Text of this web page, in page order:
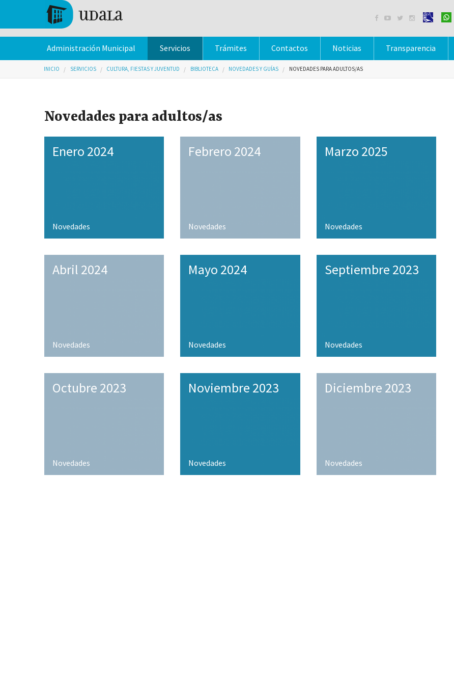
Pasar al contenido principal
   
Administración Municipal Servicios Trámites Contactos Noticias Transparencia
Usted está aquí
INICIO SERVICIOS CULTURA, FIESTAS Y JUVENTUD BIBLIOTECA NOVEDADES Y GUÍAS NOVEDADES PARA ADULTOS/AS
Novedades para adultos/as
Enero 2024
Novedades
Febrero 2024
Novedades
Marzo 2025
Novedades
Abril 2024
Novedades
Mayo 2024
Novedades
Septiembre 2023
Novedades
Octubre 2023
Novedades
Noviembre 2023
Novedades
Diciembre 2023
Novedades